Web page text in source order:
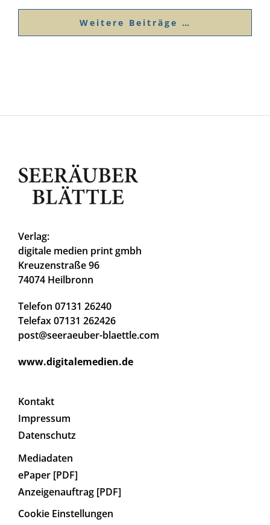
Weitere Beiträge …
Verlag:
digitale medien print gmbh
Kreuzenstraße 96
74074 Heilbronn
Telefon 07131 26240
Telefax 07131 262426
post@seeraeuber-blaettle.com
www.digitalemedien.de
Kontakt
Impressum
Datenschutz
Mediadaten
ePaper [PDF]
Anzeigenauftrag [PDF]
Cookie Einstellungen